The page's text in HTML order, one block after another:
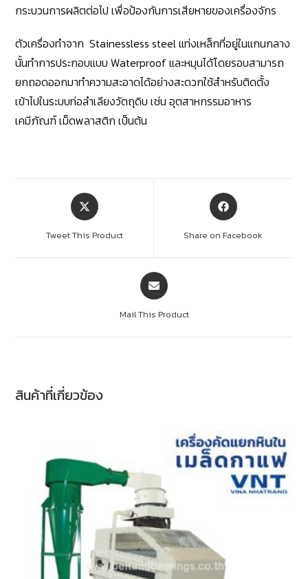
กระบวนการผลิตต่อไป เพื่อป้องกันการเสียหายของเครื่องจักร
ตัวเครื่องทำจาก Stainessless steel แท่งเหล็กที่อยู่ในแกนกลาง
นั้นทำการประกอบแบบ Waterproof และหมุนได้โดยรอบสามารถ
ยกถอดออกมาทำความสะอาดได้อย่างสะดวกใช้สำหรับติดตั้ง
เข้าไปในระบบท่อลำเลียงวัตถุดิบ เช่น อุตสาหกรรมอาหาร
เคมีภัณฑ์ เม็ดพลาสติก เป็นต้น
Tweet This Product Share on Facebook
Mail This Product
สินค้าที่เกี่ยวข้อง